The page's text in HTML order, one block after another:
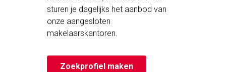
sturen je dagelijks het aanbod van
onze aangesloten
makelaarskantoren.
Zoekprofiel maken